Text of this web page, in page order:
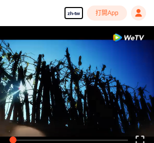
zh-tw 打開App
享受流暢高清劇集